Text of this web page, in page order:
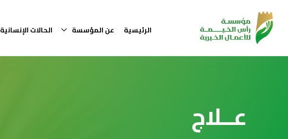
الرئيسية عن المؤسسة الحالات الإنسانية
عــلاج